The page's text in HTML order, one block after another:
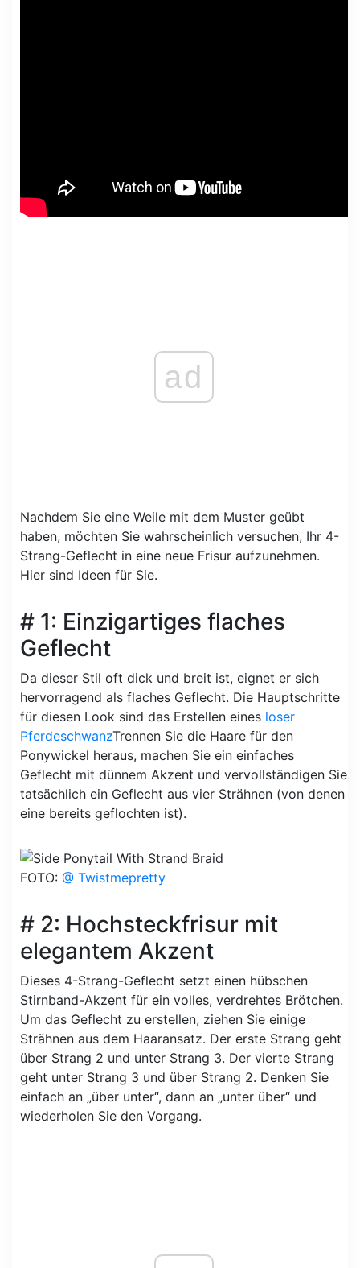
ad
Nachdem Sie eine Weile mit dem Muster geübt
haben, möchten Sie wahrscheinlich versuchen, Ihr 4-
Strang-Geflecht in eine neue Frisur aufzunehmen.
Hier sind Ideen für Sie.
# 1: Einzigartiges flaches
Geflecht
Da dieser Stil oft dick und breit ist, eignet er sich
hervorragend als flaches Geflecht. Die Hauptschritte
für diesen Look sind das Erstellen eines loser
PferdeschwanzTrennen Sie die Haare für den
Ponywickel heraus, machen Sie ein einfaches
Geflecht mit dünnem Akzent und vervollständigen Sie
tatsächlich ein Geflecht aus vier Strähnen (von denen
eine bereits geflochten ist).
FOTO: @ Twistmepretty
# 2: Hochsteckfrisur mit
elegantem Akzent
Dieses 4-Strang-Geflecht setzt einen hübschen
Stirnband-Akzent für ein volles, verdrehtes Brötchen.
Um das Geflecht zu erstellen, ziehen Sie einige
Strähnen aus dem Haaransatz. Der erste Strang geht
über Strang 2 und unter Strang 3. Der vierte Strang
geht unter Strang 3 und über Strang 2. Denken Sie
einfach an „über unter“, dann an „unter über“ und
wiederholen Sie den Vorgang.